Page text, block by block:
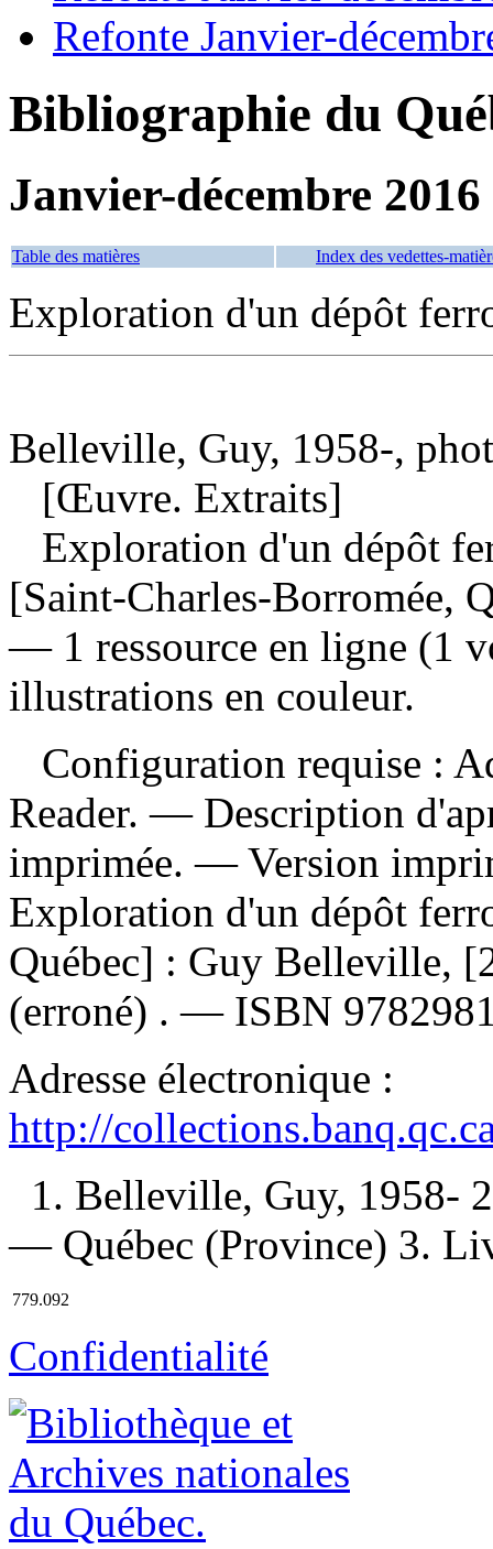
Refonte Janvier-
Bibliographie du
Janvier-décembre 2016
Table des matières Index des vedettes-
Exploration d'un dépôt
Belleville, Guy, 1958-,
[Œuvre. Extraits]
Exploration d'un dépôt
[Saint-Charles-Borromée,
— 1 ressource en ligne (1
illustrations en couleur.
Configuration requise :
Reader. — Description
imprimée. —Version
Exploration d'un dépôt
Québec] : Guy Belleville,
(erroné) . — ISBN
Adresse électronique :
http://
1. Belleville, Guy, 1958-
— Québec (Province) 3.
779.092
Confidentialité